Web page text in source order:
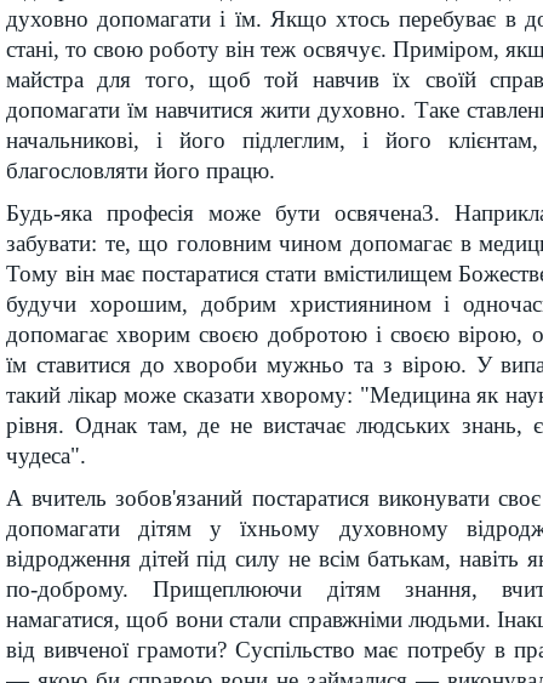
духовно допомагати і їм. Якщо хтось перебуває в
стані, то свою роботу він теж освячує. Приміром,
майстра для того, щоб той навчив їх своїй
допомагати їм навчитися жити духовно. Таке
начальникові, і його підлеглим, і його
благословляти його працю.
Будь-яка професія може бути освячена3.
забувати: те, що головним чином допомагає в
Тому він має постаратися стати вмістилищем
будучи хорошим, добрим християнином і
допомагає хворим своєю добротою і своєю вірою,
їм ставитися до хвороби мужньо та з вірою. У
такий лікар може сказати хворому: "Медицина як
рівня. Однак там, де не вистачає людських знань,
чудеса".
А вчитель зобов'язаний постаратися виконувати
допомагати дітям у їхньому духовному
відродження дітей під силу не всім батькам, навіть
по-доброму. Прищеплюючи дітям знання,
намагатися, щоб вони стали справжніми людьми.
від вивченої грамоти? Суспільство має потребу в